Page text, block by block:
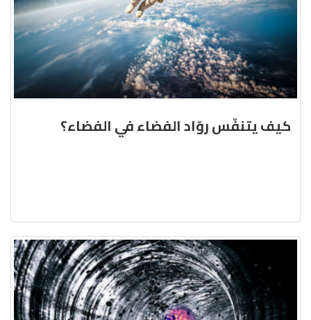
كيف يتنفّس روّاد الفضاء في الفضاء؟